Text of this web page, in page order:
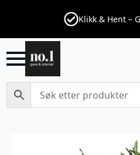
Klikk & Hent –